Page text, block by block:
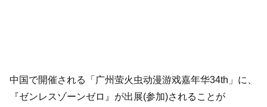
中国で開催される「广州萤火虫动漫游戏嘉年华34th」に、
『ゼンレスゾーンゼロ』が出展(参加)されることが